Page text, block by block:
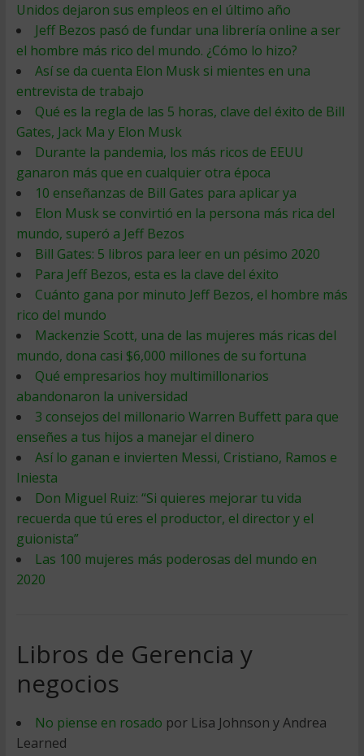
Unidos dejaron sus empleos en el último año
Jeff Bezos pasó de fundar una librería online a ser
el hombre más rico del mundo. ¿Cómo lo hizo?
Así se da cuenta Elon Musk si mientes en una
entrevista de trabajo
Qué es la regla de las 5 horas, clave del éxito de Bill
Gates, Jack Ma y Elon Musk
Durante la pandemia, los más ricos de EEUU
ganaron más que en cualquier otra época
10 enseñanzas de Bill Gates para aplicar ya
Elon Musk se convirtió en la persona más rica del
mundo, superó a Jeff Bezos
Bill Gates: 5 libros para leer en un pésimo 2020
Para Jeff Bezos, esta es la clave del éxito
Cuánto gana por minuto Jeff Bezos, el hombre más
rico del mundo
Mackenzie Scott, una de las mujeres más ricas del
mundo, dona casi $6,000 millones de su fortuna
Qué empresarios hoy multimillonarios
abandonaron la universidad
3 consejos del millonario Warren Buffett para que
enseñes a tus hijos a manejar el dinero
Así lo ganan e invierten Messi, Cristiano, Ramos e
Iniesta
Don Miguel Ruiz: “Si quieres mejorar tu vida
recuerda que tú eres el productor, el director y el
guionista”
Las 100 mujeres más poderosas del mundo en
2020
Libros de Gerencia y
negocios
No piense en rosado por Lisa Johnson y Andrea
Learned